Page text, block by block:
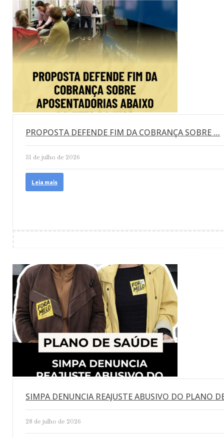
PROPOSTA DEFENDE FIM DA COBRANÇA SOBRE …
31 de julho de 2026
Leia mais
SIMPA DENUNCIA REAJUSTE ABUSIVO DO PLANO
28 de julho de 2026